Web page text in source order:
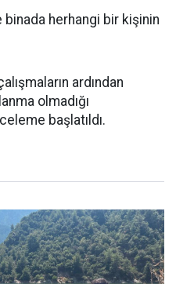
herhangi bir kişinin
ardından
olmadığı
başlatıldı.